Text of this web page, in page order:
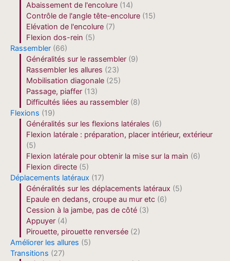
Abaissement de l'encolure (14)
Contrôle de l'angle tête-encolure (15)
Elévation de l'encolure (7)
Flexion dos-rein (5)
Rassembler (66)
Généralités sur le rassembler (9)
Rassembler les allures (23)
Mobilisation diagonale (25)
Passage, piaffer (13)
Difficultés liées au rassembler (8)
Flexions (19)
Généralités sur les flexions latérales (6)
Flexion latérale : préparation, placer intérieur, extérieur
(5)
Flexion latérale pour obtenir la mise sur la main (6)
Flexion directe (5)
Déplacements latéraux (17)
Généralités sur les déplacements latéraux (5)
Epaule en dedans, croupe au mur etc (6)
Cession à la jambe, pas de côté (3)
Appuyer (4)
Pirouette, pirouette renversée (2)
Améliorer les allures (5)
Transitions (27)